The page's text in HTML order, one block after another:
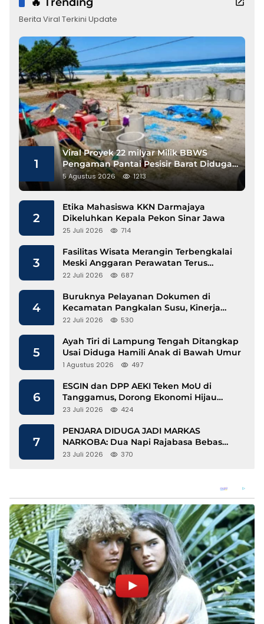
Berita Viral Terkini Update
1
Viral Proyek 22 milyar Milik BBWS
Pengaman Pantai Pesisir Barat Diduga
Gunakan Besi Banci
5 Agustus 2026 1213
2
Etika Mahasiswa KKN Darmajaya
Dikeluhkan Kepala Pekon Sinar Jawa
25 Juli 2026 714
3
Fasilitas Wisata Merangin Terbengkalai
Meski Anggaran Perawatan Terus
Mengalir
22 Juli 2026 687
4
Buruknya Pelayanan Dokumen di
Kecamatan Pangkalan Susu, Kinerja
Disdukcapil Langkat Disorot
22 Juli 2026 530
5
Ayah Tiri di Lampung Tengah Ditangkap
Usai Diduga Hamili Anak di Bawah Umur
1 Agustus 2026 497
6
ESGIN dan DPP AEKI Teken MoU di
Tanggamus, Dorong Ekonomi Hijau
Berbasis Kopi dan Perdagangan Karbon
23 Juli 2026 424
7
PENJARA DIDUGA JADI MARKAS
NARKOBA: Dua Napi Rajabasa Bebas
Gunakan HP, Muncul Dugaan
23 Juli 2026 370